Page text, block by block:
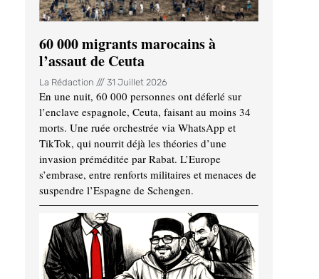
60 000 migrants marocains à
l’assaut de Ceuta
La Rédaction 31 Juillet 2026
En une nuit, 60 000 personnes ont déferlé sur
l’enclave espagnole, Ceuta, faisant au moins 34
morts. Une ruée orchestrée via WhatsApp et
TikTok, qui nourrit déjà les théories d’une
invasion préméditée par Rabat. L’Europe
s’embrase, entre renforts militaires et menaces de
suspendre l’Espagne de Schengen.